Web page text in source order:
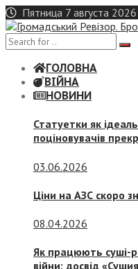
Skip
to
content
Пятница 7 августа 2026
ГОЛОВНА
ВІЙНА
НОВИНИ
Статуетки як
поціновувачів
03.06.2026
Ціни на АЗС скоро
08.04.2026
Як працюють суші-
війни: досвід